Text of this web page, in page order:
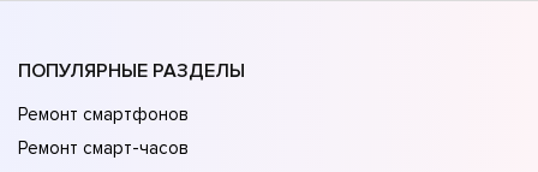
ПОПУЛЯРНЫЕ РАЗДЕЛЫ
Ремонт смартфонов
Ремонт смарт-часов